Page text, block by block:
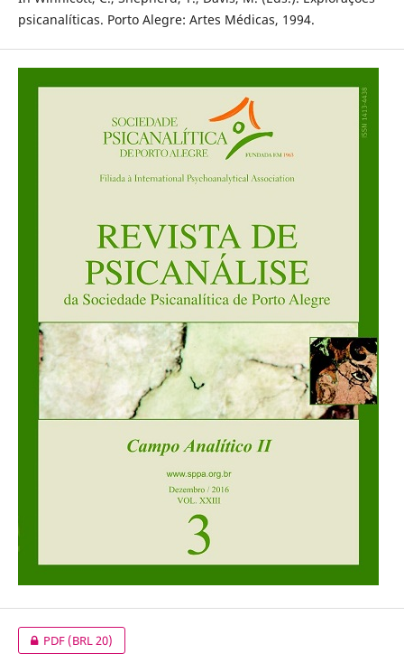
psicanalíticas. Porto Alegre: Artes Médicas, 1994.
PDF(BRL 20)